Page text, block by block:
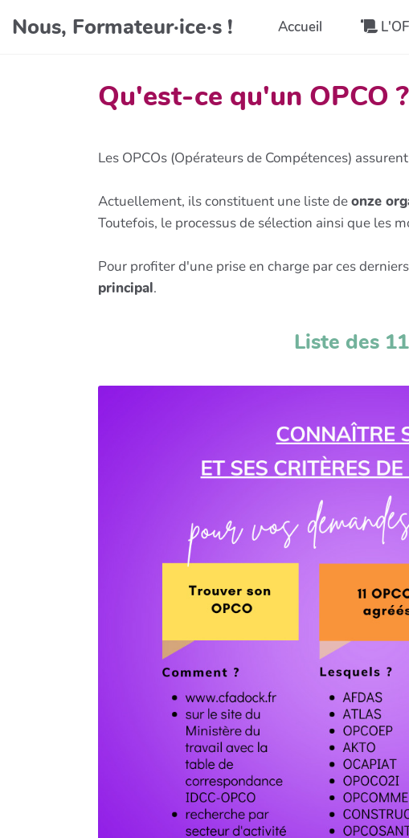
Aller au contenu principal
Nous, Formateur·ice·s ! Accueil
Qu'est-ce qu'un OPCO ?
Les OPCOs (Opérateurs de Compétences)
Actuellement, ils constituent une liste deonze
Toutefois, le processus de sélection ainsi que les
Pour profiter d'une prise en charge par ces
principal.
Liste des